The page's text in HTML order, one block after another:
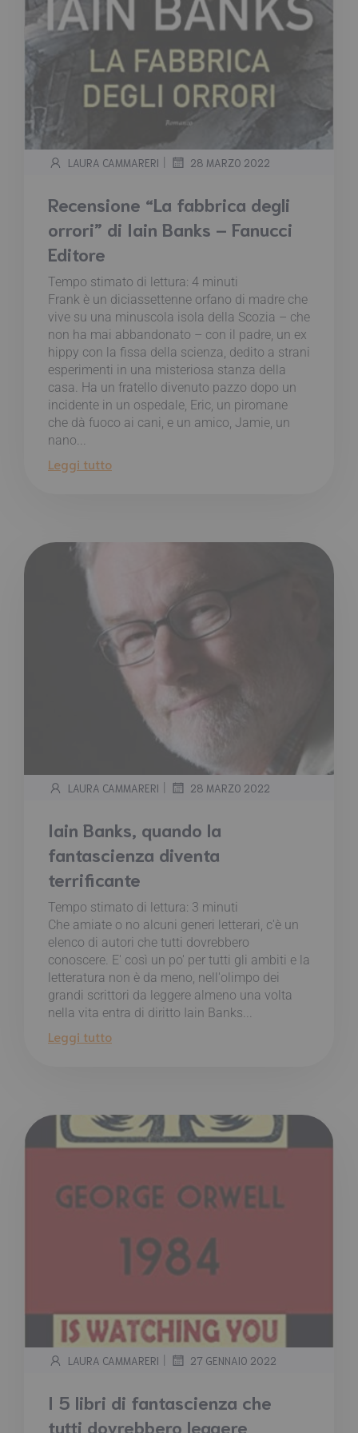
LAURA CAMMARERI | 28 MARZO 2022
Recensione “La fabbrica degli
orrori” di Iain Banks – Fanucci
Editore
Tempo stimato di lettura: 4 minuti
Frank è un diciassettenne orfano di madre che
vive su una minuscola isola della Scozia – che
non ha mai abbandonato – con il padre, un ex
hippy con la fissa della scienza, dedito a strani
esperimenti in una misteriosa stanza della
casa. Ha un fratello divenuto pazzo dopo un
incidente in un ospedale, Eric, un piromane
che dà fuoco ai cani, e un amico, Jamie, un
nano...
Leggi tutto
LAURA CAMMARERI | 28 MARZO 2022
Iain Banks, quando la
fantascienza diventa
terrificante
Tempo stimato di lettura: 3 minuti
Che amiate o no alcuni generi letterari, c'è un
elenco di autori che tutti dovrebbero
conoscere. E' così un po' per tutti gli ambiti e la
letteratura non è da meno, nell'olimpo dei
grandi scrittori da leggere almeno una volta
nella vita entra di diritto Iain Banks...
Leggi tutto
LAURA CAMMARERI | 27 GENNAIO 2022
I 5 libri di fantascienza che
tutti dovrebbero leggere